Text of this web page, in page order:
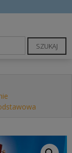
SZUKAJ